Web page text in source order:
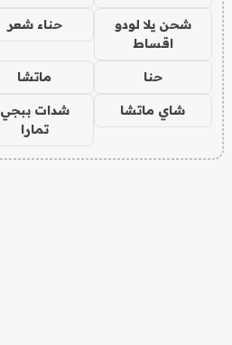
شحن يلا لودو
اقساط
حناء شعر
حنا ماتشا
شاي ماتشا
شدات ببجي
تمارا